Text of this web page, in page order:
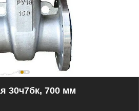
30ч7бк, 700 мм